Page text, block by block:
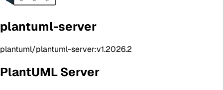
plantuml-server
plantuml/plantuml-server:v1.2026.2
PlantUML Server